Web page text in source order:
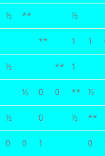
½ ** ½
** 1 1
½ ** 1
½ 0 0 ** ½
½ 0 ½ **
0 0 1 0